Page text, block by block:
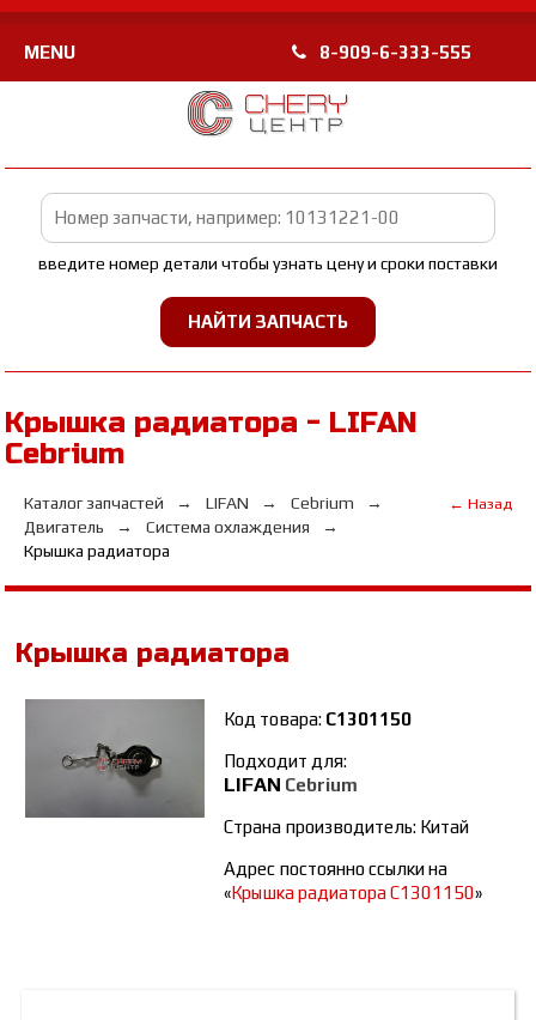
MENU 8-909-6-333-555
введите номер детали чтобы узнать цену и сроки поставки
Крышка радиатора - LIFAN
Cebrium
Каталог запчастей LIFAN
Cebrium
Двигатель
Система охлаждения
Крышка радиатора
← Назад
Крышка радиатора
Код товара: C1301150
Подходит для:
LIFAN Cebrium
Страна производитель: Китай
Адрес постоянно ссылки на
«Крышка радиатора C1301150»